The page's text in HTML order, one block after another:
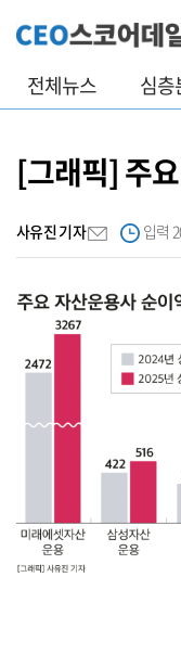
전체뉴스 심층
[그래픽] 주
사유진 기자 입력